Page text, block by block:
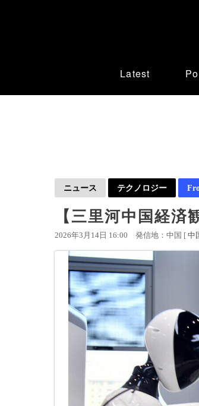
Latest
ニュース テクノロジー
【三里河中国経
2026年3月14日 16:00 発信地：中国 [ 中